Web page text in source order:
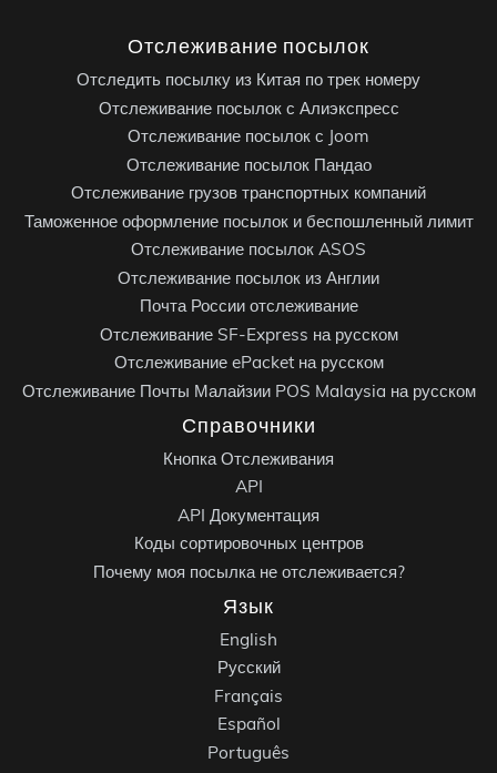
Отслеживание посылок
Отследить посылку из Китая по трек номеру
Отслеживание посылок с Алиэкспресс
Отслеживание посылок с Joom
Отслеживание посылок Пандао
Отслеживание грузов транспортных компаний
Таможенное оформление посылок и беспошленный лимит
Отслеживание посылок ASOS
Отслеживание посылок из Англии
Почта России отслеживание
Отслеживание SF-Express на русском
Отслеживание ePacket на русском
Отслеживание Почты Малайзии POS Malaysia на русском
Справочники
Кнопка Отслеживания
API
API Документация
Коды сортировочных центров
Почему моя посылка не отслеживается?
Язык
English
Русский
Français
Español
Português